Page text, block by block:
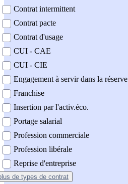
Contrat intermittent
Contrat pacte
Contrat d'usage
CUI - CAE
CUI - CIE
Engagement à servir dans la réserve
Franchise
Insertion par l'activ.éco.
Portage salarial
Profession commerciale
Profession libérale
Reprise d'entreprise
de types de contrat